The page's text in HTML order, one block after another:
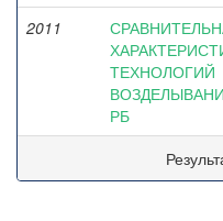
2011
ТЕХНОЛОГИЙ
РБ